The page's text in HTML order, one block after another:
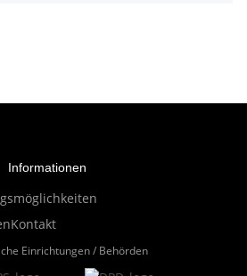
Informationen
Kontakt
Einrichtungen / Behörden